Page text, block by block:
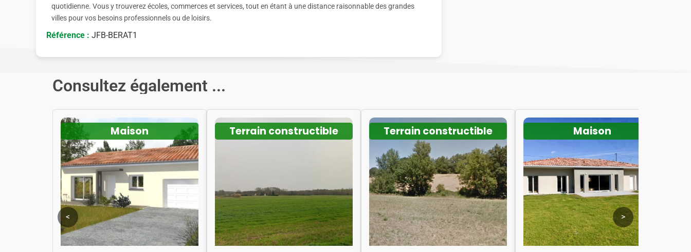
quotidienne. Vous y trouverez écoles, commerces et services, tout en étant à une distance raisonnable des grandes
villes pour vos besoins professionnels ou de loisirs.
Référence : JFB-BERAT1
Consultez également ...
<
Maison Terrain constructible Terrain constructible Maison
>